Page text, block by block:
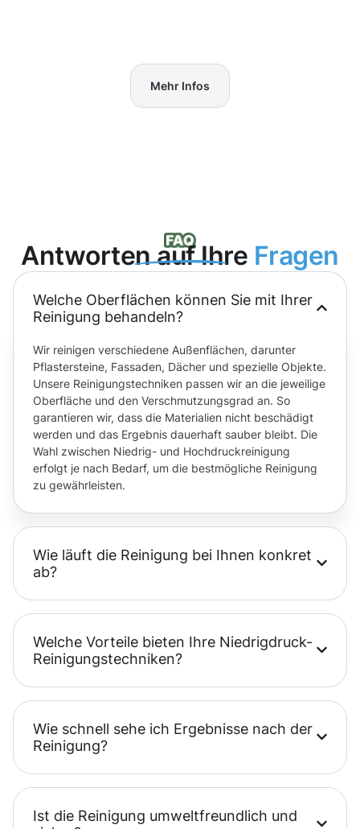
Mehr Infos
Antworten auf Ihre Fragen
Welche Oberflächen können Sie mit Ihrer
Reinigung behandeln?
Wir reinigen verschiedene Außenflächen, darunter
Pflastersteine, Fassaden, Dächer und spezielle Objekte.
Unsere Reinigungstechniken passen wir an die jeweilige
Oberfläche und den Verschmutzungsgrad an. So
garantieren wir, dass die Materialien nicht beschädigt
werden und das Ergebnis dauerhaft sauber bleibt. Die
Wahl zwischen Niedrig- und Hochdruckreinigung
erfolgt je nach Bedarf, um die bestmögliche Reinigung
zu gewährleisten.
Wie läuft die Reinigung bei Ihnen konkret
ab?
Welche Vorteile bieten Ihre Niedrigdruck-
Reinigungstechniken?
Wie schnell sehe ich Ergebnisse nach der
Reinigung?
Ist die Reinigung umweltfreundlich und